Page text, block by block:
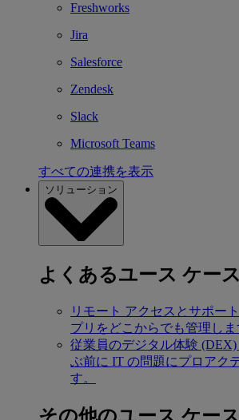
Freshworks
Jira
Salesforce
Zendesk
Slack
Microsoft Teams
すべての連携を表示
ソリューション
よくあるユース ケース
リモート アクセスとサポート
プリをどこからでも管理しま
従業員のデジタル体験 (DEX)
ぶ前に IT の問題にプロアク
す。
その他のユース ケース